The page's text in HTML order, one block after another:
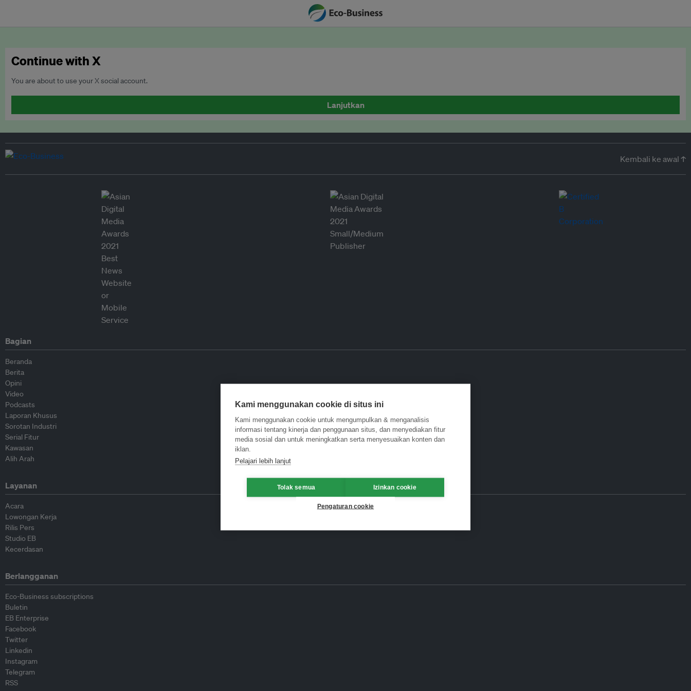
Continue with X
You are about to use your X social account.
Lanjutkan
Kembali ke awal ↑
Bagian
Beranda
Berita
Opini
Video
Podcasts
Laporan Khusus
Sorotan Industri
Serial Fitur
Kawasan
Alih Arah
Layanan
Acara
Lowongan Kerja
Rilis Pers
Studio EB
Kecerdasan
Berlangganan
Eco-Business subscriptions
Buletin
EB Enterprise
Facebook
Twitter
Linkedin
Instagram
Telegram
RSS
Kami menggunakan cookie di situs ini
Kami menggunakan cookie untuk mengumpulkan & menganalisis
informasi tentang kinerja dan penggunaan situs, dan menyediakan fitur
media sosial dan untuk meningkatkan serta menyesuaikan konten dan
iklan.
Pelajari lebih lanjut
Tolak semua Izinkan cookie
Pengaturan cookie